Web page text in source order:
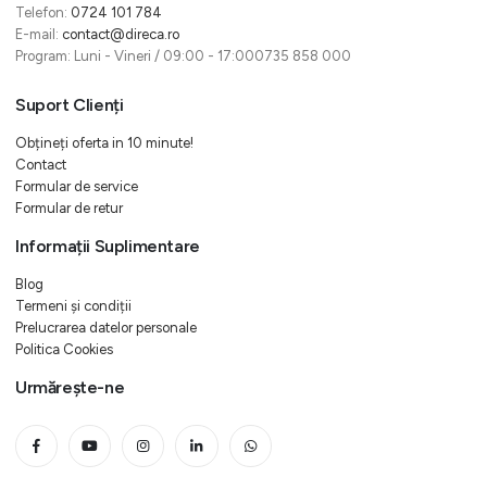
Telefon: 0724 101 784
E-mail: contact@direca.ro
Program: Luni - Vineri / 09:00 - 17:000735 858 000
Suport Clienți
Obțineți oferta in 10 minute!
Contact
Formular de service
Formular de retur
Informații Suplimentare
Blog
Termeni și condiții
Prelucrarea datelor personale
Politica Cookies
Urmărește-ne